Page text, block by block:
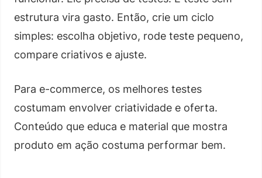
estrutura vira gasto. Então, crie um ciclo
simples: escolha objetivo, rode teste pequeno,
compare criativos e ajuste.
Para e-commerce, os melhores testes
costumam envolver criatividade e oferta.
Conteúdo que educa e material que mostra
produto em ação costuma performar bem.